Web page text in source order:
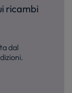
ricambi
dal